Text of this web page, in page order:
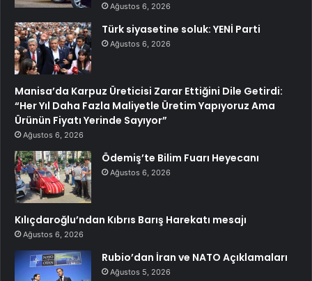
Ağustos 6, 2026
Türk siyasetine soluk: YENİ Parti
Ağustos 6, 2026
Manisa’da Karpuz Üreticisi Zarar Ettiğini Dile Getirdi:
“Her Yıl Daha Fazla Maliyetle Üretim Yapıyoruz Ama
Ürünün Fiyatı Yerinde Sayıyor”
Ağustos 6, 2026
Ödemiş’te Bilim Fuarı Heyecanı
Ağustos 6, 2026
Kılıçdaroğlu’ndan Kıbrıs Barış Harekatı mesajı
Ağustos 6, 2026
Rubio’dan İran ve NATO Açıklamaları
Ağustos 5, 2026